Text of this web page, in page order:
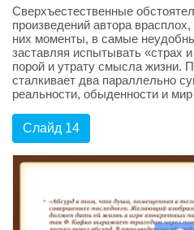
Сверхъестественные
произведений автора
них моменты, в самые
заставляя испытывать «страх
порой и утрату смысла жизни.
сталкивает два параллельно
реальности, обыденности и
Слайд 14